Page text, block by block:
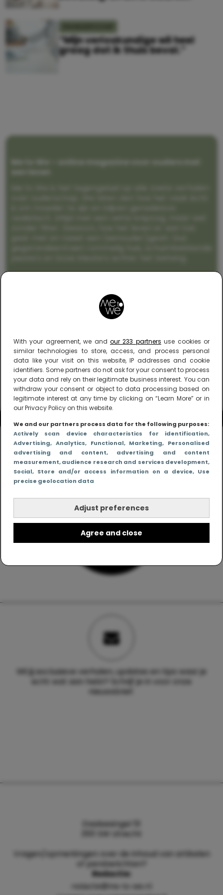
With your agreement, we and our 233 partners use cookies or
similar technologies to store, access, and process personal
data like your visit on this website, IP addresses and cookie
identifiers. Some partners do not ask for your consent to process
your data and rely on their legitimate business interest. You can
withdraw your consent or object to data processing based on
legitimate interest at any time by clicking on “Learn More” or in
our Privacy Policy on this website.
We and our partners process data for the following purposes:
Actively scan device characteristics for identification,
Advertising, Analytics, Functional, Marketing, Personalised
advertising and content, advertising and content
measurement, audience research and services development,
Social, Store and/or access information on a device, Use
precise geolocation data
Adjust preferences
Agree and close
“Mijn verloskundige wil heel
graag dat ik thuis beval.”
Me to We – online magazine voor ouders met
Wil jij exclusieve verhalen, updates en tips waar je
echt wat aan hebt? Schrijf je in voor onze
nieuwsbrief.
Daalsesingel 51
3511 SW Utrecht
Vragen/opmerkingen over de inhoud van artikelen
of persberichten?
Redactie:
redactie@me-to-we.nl